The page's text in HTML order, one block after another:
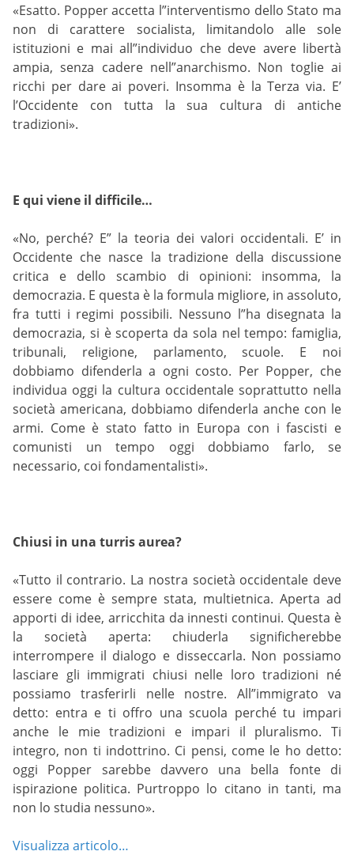
«Esatto. Popper accetta l”interventismo dello Stato ma
non di carattere socialista, limitandolo alle sole
istituzioni e mai all”individuo che deve avere libertà
ampia, senza cadere nell”anarchismo. Non toglie ai
ricchi per dare ai poveri. Insomma è la Terza via. E’
l’Occidente con tutta la sua cultura di antiche
tradizioni».
E qui viene il difficile…
«No, perché? E” la teoria dei valori occidentali. E’ in
Occidente che nasce la tradizione della discussione
critica e dello scambio di opinioni: insomma, la
democrazia. E questa è la formula migliore, in assoluto,
fra tutti i regimi possibili. Nessuno l”ha disegnata la
democrazia, si è scoperta da sola nel tempo: famiglia,
tribunali, religione, parlamento, scuole. E noi
dobbiamo difenderla a ogni costo. Per Popper, che
individua oggi la cultura occidentale soprattutto nella
società americana, dobbiamo difenderla anche con le
armi. Come è stato fatto in Europa con i fascisti e
comunisti un tempo oggi dobbiamo farlo, se
necessario, coi fondamentalisti».
Chiusi in una turris aurea?
«Tutto il contrario. La nostra società occidentale deve
essere come è sempre stata, multietnica. Aperta ad
apporti di idee, arricchita da innesti continui. Questa è
la società aperta: chiuderla significherebbe
interrompere il dialogo e disseccarla. Non possiamo
lasciare gli immigrati chiusi nelle loro tradizioni né
possiamo trasferirli nelle nostre. All”immigrato va
detto: entra e ti offro una scuola perché tu impari
anche le mie tradizioni e impari il pluralismo. Ti
integro, non ti indottrino. Ci pensi, come le ho detto:
oggi Popper sarebbe davvero una bella fonte di
ispirazione politica. Purtroppo lo citano in tanti, ma
non lo studia nessuno».
Visualizza articolo…